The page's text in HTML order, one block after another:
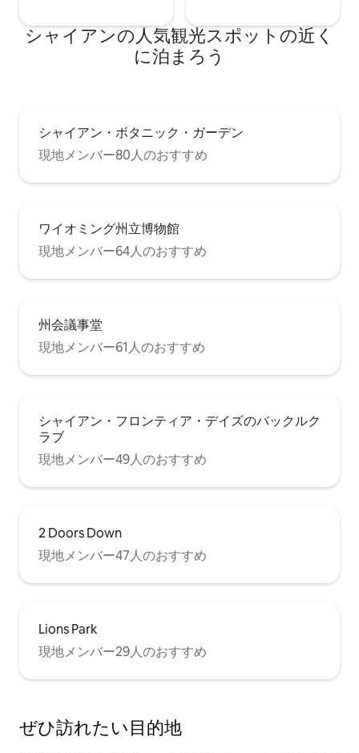
シャイアンの人気観光スポットの近く
に泊まろう
シャイアン・ボタニック・ガーデン
現地メンバー80人のおすすめ
ワイオミング州立博物館
現地メンバー64人のおすすめ
州会議事堂
現地メンバー61人のおすすめ
シャイアン・フロンティア・デイズのバックルク
ラブ
現地メンバー49人のおすすめ
2 Doors Down
現地メンバー47人のおすすめ
Lions Park
現地メンバー29人のおすすめ
ぜひ訪⁠れ⁠た⁠い目⁠的⁠地